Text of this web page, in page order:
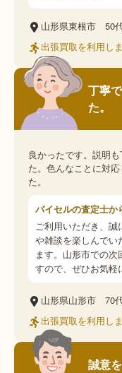
山形県東根市 50
出張買取を利用し
丁寧
た。
良かったです。説明
た。色んなことに対
た。
バイセルの査定士か
ご利用いただき、
や雑談を楽しんでい
ます。山形市での次
すので、ぜひお気軽
山形県山形市 70
出張買取を利用し
誠意